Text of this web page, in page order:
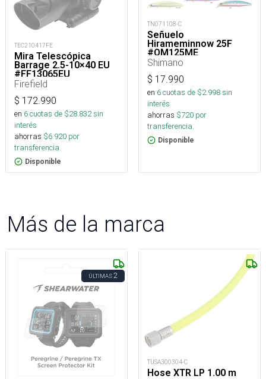
TEC210417FE
Mira Telescópica
Barrage 2.5-10×40 EU
#FF13065EU
Firefield
$ 172.990
en 6cuotas de $28.832sin
interés
ahorras $6.920 por
transferencia.
Disponible
TN071108-C
Señuelo
Hirameminnow 25F
#OM125ME
Shimano
$ 17.990
en 6cuotas de $2.998sin
interés
ahorras $720 por
transferencia.
Disponible
Más de la marca
ÚLTIMAS2
TUSA300304-C
Hose XTR LP 1.00 m